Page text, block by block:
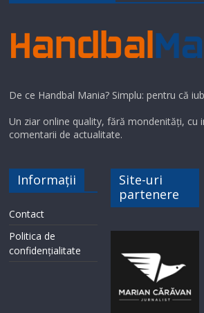
De ce Handbal Mania? Simplu: pentru că
Un ziar online quality, fără mondenități, cu
comentarii de actualitate.
Informații
Contact
Politica de
confidențialitate
Site-uri
partenere